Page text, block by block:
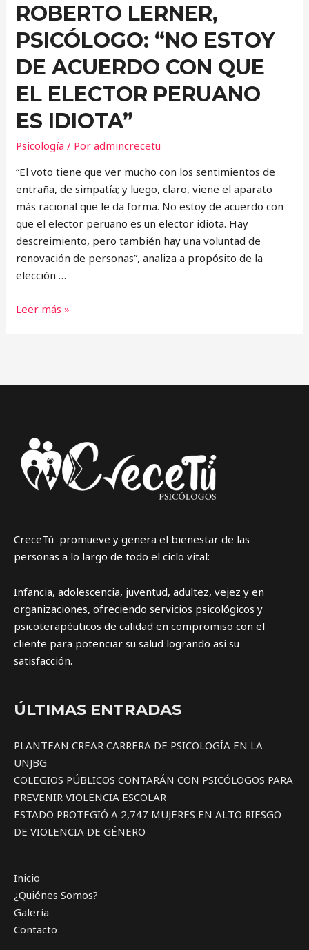
ROBERTO LERNER,
PSICÓLOGO: “NO ESTOY
DE ACUERDO CON QUE
EL ELECTOR PERUANO
ES IDIOTA”
Psicología / Poradmincrecetu
“El voto tiene que ver mucho con los sentimientos de
entraña, de simpatía; y luego, claro, viene el aparato
más racional que le da forma. No estoy de acuerdo con
que el elector peruano es un elector idiota. Hay
descreimiento, pero también hay una voluntad de
renovación de personas”, analiza a propósito de la
elección …
Roberto
que
el
elector
Leer más »
CreceTú promueve y genera el bienestar de las
personas a lo largo de todo el ciclo vital:
Infancia, adolescencia, juventud, adultez, vejez y en
organizaciones, ofreciendo servicios psicológicos y
psicoterapéuticos de calidad en compromiso con el
cliente para potenciar su salud logrando así su
satisfacción.
ÚLTIMAS ENTRADAS
PLANTEAN CREAR CARRERA DE PSICOLOGÍA EN LA
UNJBG
COLEGIOS PÚBLICOS CONTARÁN CON PSICÓLOGOS PARA
PREVENIR VIOLENCIA ESCOLAR
ESTADO PROTEGIÓ A 2,747 MUJERES EN ALTO RIESGO
DE VIOLENCIA DE GÉNERO
Inicio
¿Quiénes Somos?
Galería
Contacto